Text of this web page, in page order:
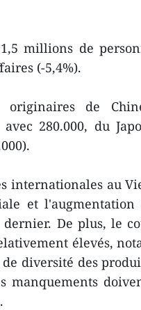
millions de
(-5,4%).
de
280.000, du
internationales au
et
De plus, le
élevés,
diversité des
manquements